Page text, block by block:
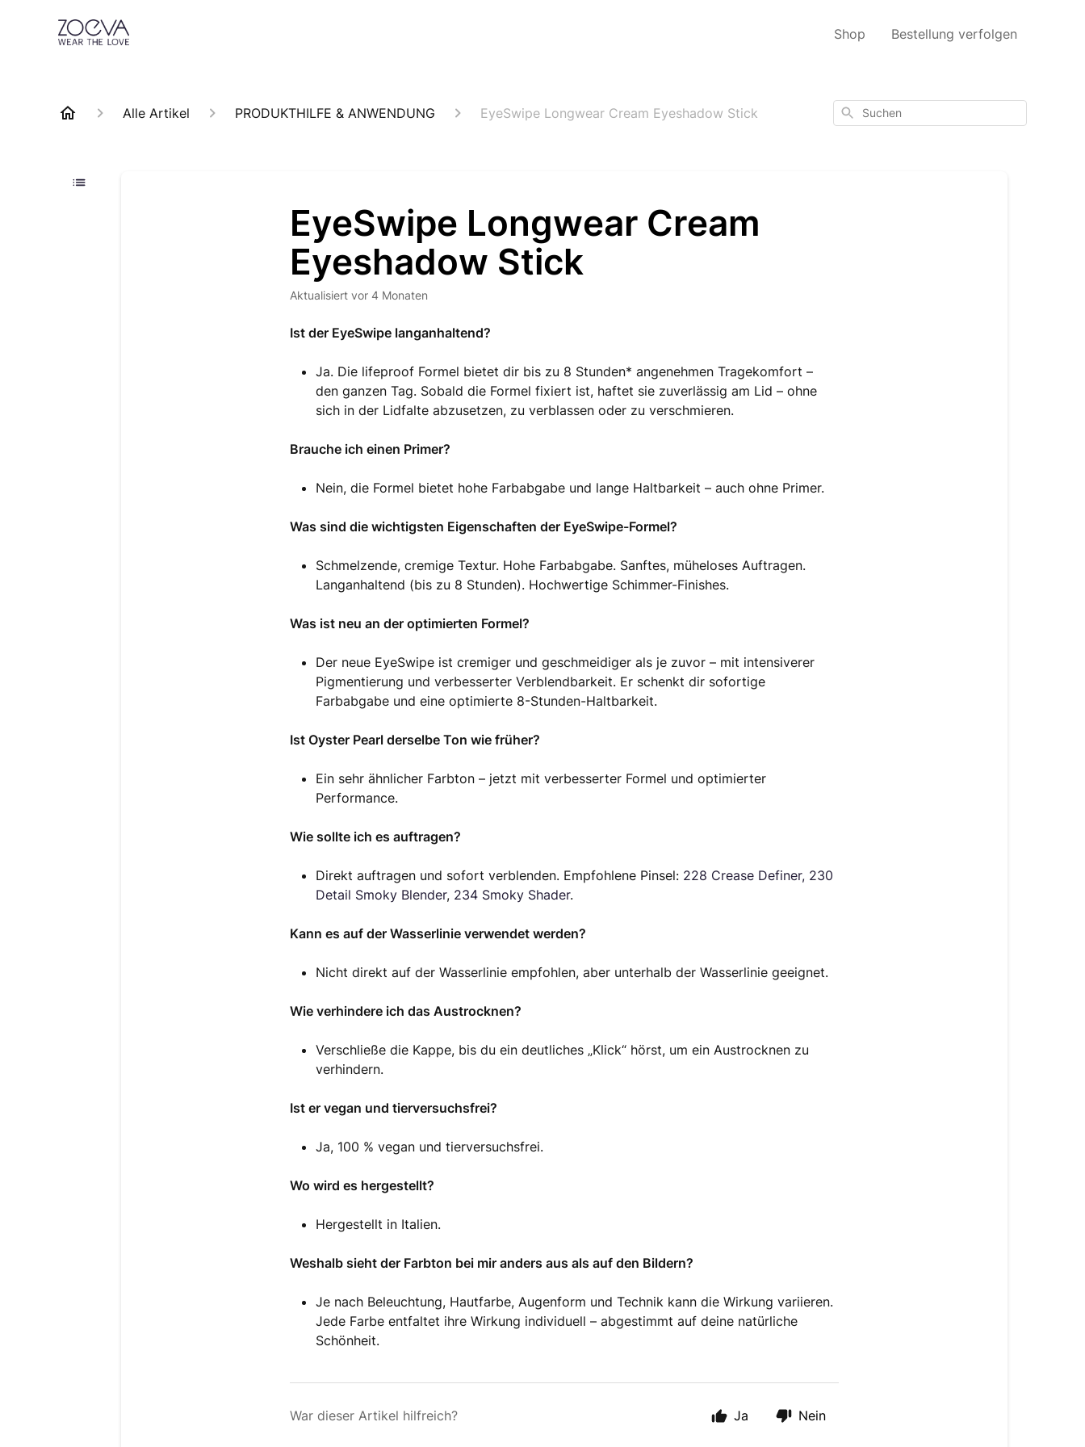
Shop Bestellung verfolgen
Alle Artikel PRODUKTHILFE & ANWENDUNG EyeSwipe Longwear Cream Eyeshadow Stick Suchen
EyeSwipe Longwear Cream
Eyeshadow Stick
Aktualisiert vor 4 Monaten
Ist der EyeSwipe langanhaltend?
Ja. Die lifeproof Formel bietet dir bis zu 8 Stunden* angenehmen Tragekomfort –
den ganzen Tag. Sobald die Formel fixiert ist, haftet sie zuverlässig am Lid – ohne
sich in der Lidfalte abzusetzen, zu verblassen oder zu verschmieren.
Brauche ich einen Primer?
Nein, die Formel bietet hohe Farbabgabe und lange Haltbarkeit – auch ohne Primer.
Was sind die wichtigsten Eigenschaften der EyeSwipe-Formel?
Schmelzende, cremige Textur. Hohe Farbabgabe. Sanftes, müheloses Auftragen.
Langanhaltend (bis zu 8 Stunden). Hochwertige Schimmer-Finishes.
Was ist neu an der optimierten Formel?
Der neue EyeSwipe ist cremiger und geschmeidiger als je zuvor – mit intensiverer
Pigmentierung und verbesserter Verblendbarkeit. Er schenkt dir sofortige
Farbabgabe und eine optimierte 8-Stunden-Haltbarkeit.
Ist Oyster Pearl derselbe Ton wie früher?
Ein sehr ähnlicher Farbton – jetzt mit verbesserter Formel und optimierter
Performance.
Wie sollte ich es auftragen?
Direkt auftragen und sofort verblenden. Empfohlene Pinsel: 228 Crease Definer, 230
Detail Smoky Blender, 234 Smoky Shader.
Kann es auf der Wasserlinie verwendet werden?
Nicht direkt auf der Wasserlinie empfohlen, aber unterhalb der Wasserlinie geeignet.
Wie verhindere ich das Austrocknen?
Verschließe die Kappe, bis du ein deutliches „Klick“ hörst, um ein Austrocknen zu
verhindern.
Ist er vegan und tierversuchsfrei?
Ja, 100 % vegan und tierversuchsfrei.
Wo wird es hergestellt?
Hergestellt in Italien.
Weshalb sieht der Farbton bei mir anders aus als auf den Bildern?
Je nach Beleuchtung, Hautfarbe, Augenform und Technik kann die Wirkung variieren.
Jede Farbe entfaltet ihre Wirkung individuell – abgestimmt auf deine natürliche
Schönheit.
War dieser Artikel hilfreich? Ja Nein